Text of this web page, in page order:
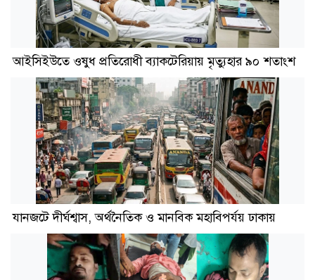
আইসিইউতে ওষুধ প্রতিরোধী ব্যাকটেরিয়ায় মৃত্যুহার ৯০ শতাংশ
যানজটে দীর্ঘশ্বাস, অর্থনৈতিক ও মানবিক মহাবিপর্যয় ঢাকায়